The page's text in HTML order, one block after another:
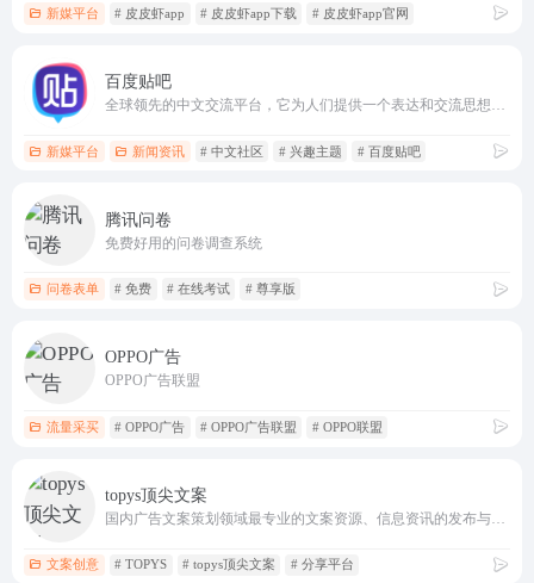
新媒平台 # 皮皮虾app # 皮皮虾app下载 # 皮皮虾app官网
百度贴吧
全球领先的中文交流平台，它为人们提供一个表达和交流思想的自由网络空间，并以此汇集志同道合的网友。
新媒平台 新闻资讯 # 中文社区 # 兴趣主题 # 百度贴吧
腾讯问卷
免费好用的问卷调查系统
问卷表单 # 免费 # 在线考试 # 尊享版
OPPO广告
OPPO广告联盟
流量采买 # OPPO广告 # OPPO广告联盟 # OPPO联盟
topys顶尖文案
国内广告文案策划领域最专业的文案资源、信息资讯的发布与共享平台
文案创意 # TOPYS # topys顶尖文案 # 分享平台